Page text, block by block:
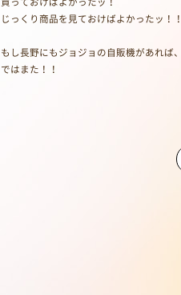
じっくり商品を見ておけばよかったッ！
もし長野にもジョジョの自販機があれば
ではまた！！